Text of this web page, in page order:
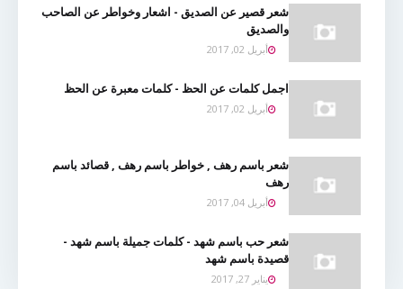
شعر قصير عن الصديق - اشعار وخواطر عن الصاحب
والصديق
أبريل 02, 2017
اجمل كلمات عن الحظ - كلمات معبرة عن الحظ
أبريل 02, 2017
شعر باسم رهف , خواطر باسم رهف , قصائد باسم
رهف
أبريل 04, 2017
شعر حب باسم شهد - كلمات جميلة باسم شهد -
قصيدة باسم شهد
يناير 27, 2017